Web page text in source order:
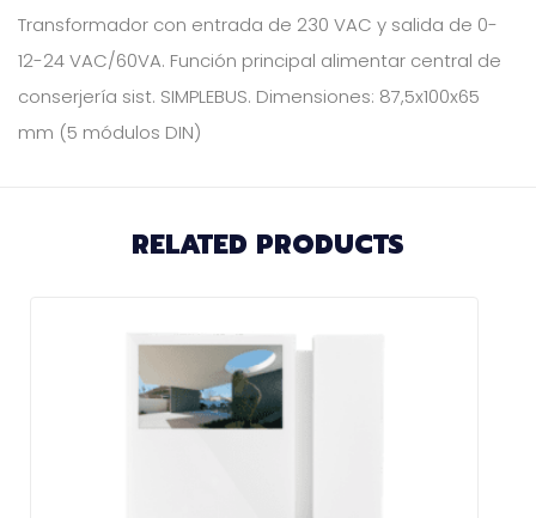
Transformador con entrada de 230 VAC y salida de 0-
12-24 VAC/60VA. Función principal alimentar central de
conserjería sist. SIMPLEBUS. Dimensiones: 87,5x100x65
mm (5 módulos DIN)
RELATED PRODUCTS